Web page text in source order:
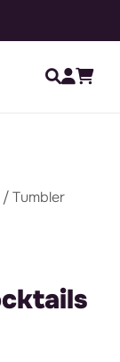
/ Tumbler